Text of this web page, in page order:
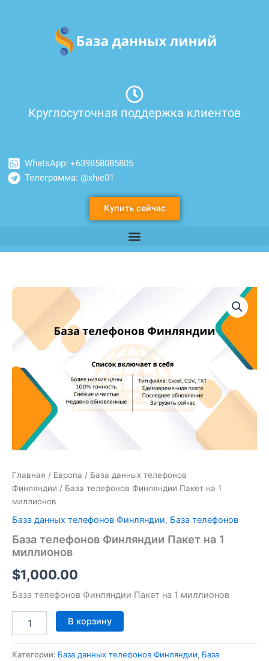
содержимому
Круглосуточная поддержка клиентов
WhatsApp: +639858085805
Телеграмма: @xhie01
Купить сейчас
Главная / Европа / База данных телефонов
Финляндии / База телефонов Финляндии Пакет на 1
миллионов
База данных телефонов Финляндии, База телефонов
База телефонов Финляндии Пакет на 1
миллионов
$1,000.00
База телефонов Финляндии Пакет на 1 миллионов
Количество
телефонов
Финляндии
на
миллионов
В корзину
Категории: База данных телефонов Финляндии, База